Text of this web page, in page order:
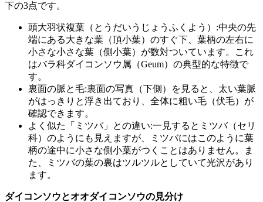
下の3点です。
頭大羽状複葉（とうだいうじょうふくよう）:中央の先
端にある大きな葉（頂小葉）のすぐ下、葉柄の左右に
小さな小さな葉（側小葉）が数対ついています。これ
はバラ科ダイコンソウ属（Geum）の典型的な特徴で
す。
裏面の脈と毛:裏面の写真（下側）を見ると、太い葉脈
がはっきりと浮き出ており、全体に粗い毛（伏毛）が
確認できます。
よく似た「ミツバ」との違い:一見するとミツバ（セリ
科）のようにも見えますが、ミツバにはこのように葉
柄の途中に小さな側小葉がつくことはありません。ま
た、ミツバの葉の裏はツルツルとしていて光沢があり
ます。
ダイコンソウとオオダイコンソウの見分け